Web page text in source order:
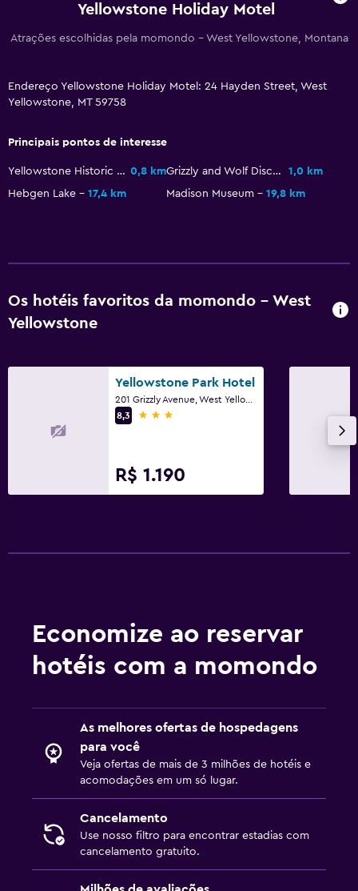
Lavanderia
Ferro e tábua de passar
Quarto
Yellowstone Holiday Motel
Atrações escolhidas pela momondo - West Yellowstone, Montana
Endereço Yellowstone Holiday Motel: 24 Hayden Street, West
Yellowstone, MT 59758
Principais pontos de interesse
Yellowstone Historic Center 0,8 km Grizzly and Wolf Discovery Center
1,0 km
Hebgen Lake
17,4 km Madison Museum 19,8 km
Os hotéis favoritos da momondo - West
Yellowstone
Yellowstone Park Hotel
8,3
3 estrelas
R$ 1.190
Economize ao reservar
hotéis com a momondo
As melhores ofertas de hospedagens
para você
Veja ofertas de mais de 3 milhões de hotéis e
acomodações em um só lugar.
Cancelamento
Use nosso filtro para encontrar estadias com
cancelamento gratuito.